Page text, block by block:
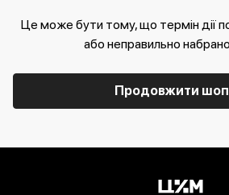
Це може бути тому, що термін дії
або неправильно
Продовжити